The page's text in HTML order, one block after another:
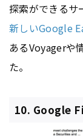
探索ができるサ
新しいGoogle
あるVoyagerや
た。
10. Google